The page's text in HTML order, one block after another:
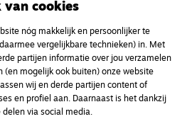
cookies
nóg makkelijk en persoonlijker te
vergelijkbare technieken) in. Met
partijen informatie over jou verzamelen
(en mogelijk ook buiten) onze website
wij en derde partijen content of
en profiel aan. Daarnaast is het dankzij
via social media.